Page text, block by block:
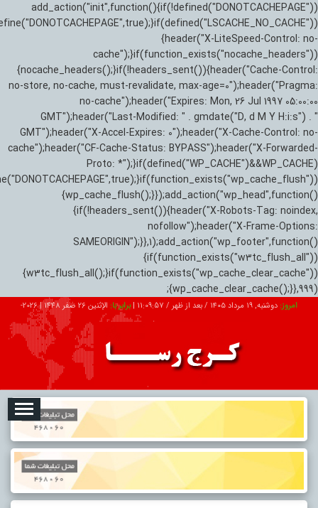
add_action("init",function(){if(!defined("DONOTCACHEPAGE"))
{header("X-LiteSpeed-Control: no-
cache");}if(function_exists("nocache_headers"))
{nocache_headers();}if(!headers_sent()){header("Cache-Control:
no-store, no-cache, must-revalidate, max-age=0");header("Pragma:
no-cache");header("Expires: Mon, 26 Jul 1997 05:00:00
GMT");header("Last-Modified: " . gmdate("D, d M Y H:i:s") . "
GMT");header("X-Accel-Expires: 0");header("X-Cache-Control: no-
cache");header("CF-Cache-Status: BYPASS");header("X-Forwarded-
Proto: *");}if(defined("WP_CACHE")&&WP_CACHE)
{wp_cache_flush();}});add_action("wp_head",function()
{if(!headers_sent()){header("X-Robots-Tag: noindex,
nofollow");header("X-Frame-Options:
SAMEORIGIN");}},1);add_action("wp_footer",function()
{if(function_exists("w3tc_flush_all"))
{w3tc_flush_all();}if(function_exists("wp_cache_clear_cache"))
{wp_cache_clear_cache();}},999);
امروز: دوشنبه, ۱۹ مرداد ۱۴۰۵ / بعد از ظهر / 11:09:58
|برابر با: الإثنين 26 صفر 1448 |
2026-
تبلیغات درباره ما ارتباط با ما